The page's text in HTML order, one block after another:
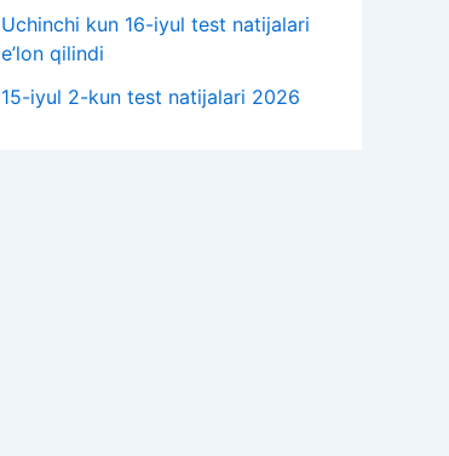
Uchinchi kun 16-iyul test natijalari
e’lon qilindi
15-iyul 2-kun test natijalari 2026